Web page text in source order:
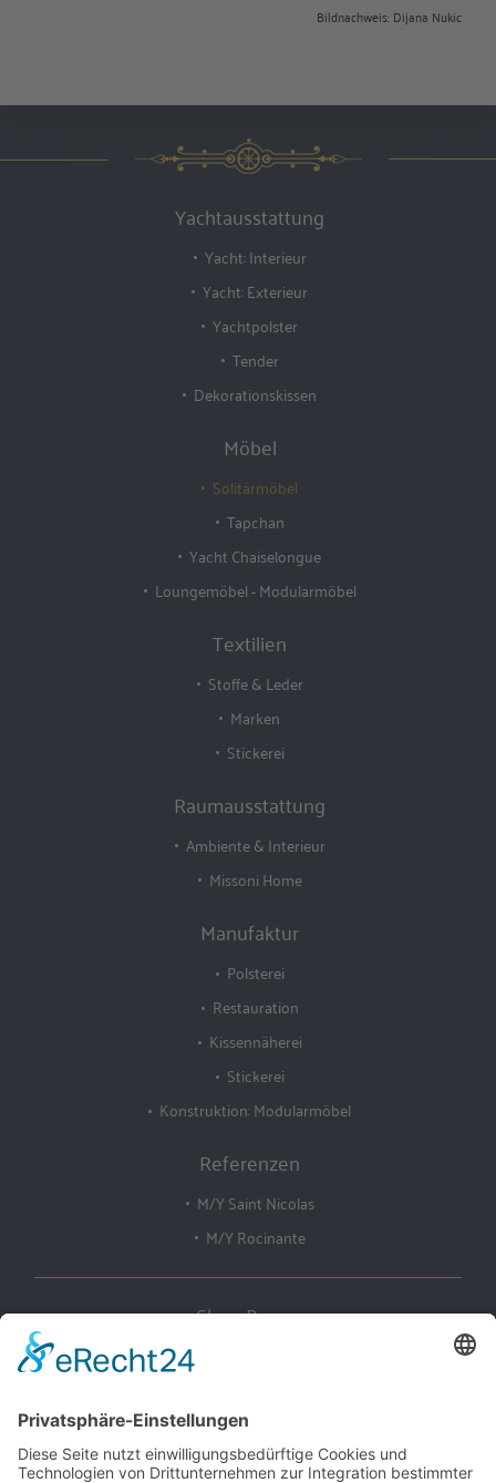
Bildnachweis: Dijana Nukic
Yachtausstattung
Yacht: Interieur
Yacht: Exterieur
Yachtpolster
Tender
Dekorationskissen
Möbel
Solitärmöbel
Tapchan
Yacht Chaiselongue
Loungemöbel - Modularmöbel
Textilien
Stoffe & Leder
Marken
Stickerei
Raumausstattung
Ambiente & Interieur
Missoni Home
Manufaktur
Polsterei
Restauration
Kissennäherei
Stickerei
Konstruktion: Modularmöbel
Referenzen
M/Y Saint Nicolas
M/Y Rocinante
Claus Bruns
Yachtausstattung
D-28719 Bremen, Germany
Tel: +49 421 63 17 75